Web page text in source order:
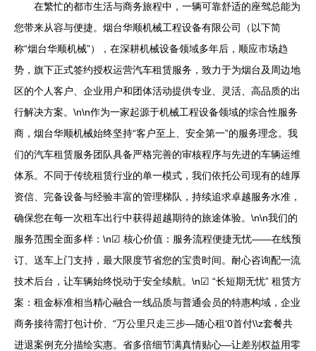
在繁忙的都市生活与商务旅程中，一辆可靠舒适的座驾总能为
您带来从容与便捷。烟台华顺机械工程设备有限公司（以下简
称“烟台华顺机械”），在深耕机械设备领域多年后，顺应市场趋
势，旗下正式签约授权运营汽车租赁服务，致力于为烟台及周边地
区的个人客户、企业用户和团体活动提供专业、灵活、高品质的出
行解决方案。\n\n作为一家起源于机械工程设备领域的综合性服务
商，烟台华顺机械始终坚持“客户至上、安全第一”的服务理念。我
们的汽车租赁服务团队具备严格完善的审核程序与先进的车辆运维
体系。不同于传统租赁行业的单一模式，我们依托公司现有的雄厚
资信、完备设备与经验丰富的管理梯队，持续追求卓越服务水准，
确保您在每一次租车出行中获得超越期待的旅途体验。\n\n我们的
服务范围全面多样：\n☑ 核心价值：服务流程便捷无忧——在线预
订、送车上门支持，最大限度节省您的宝贵时间。耐心咨询配一流
技术后台，让车辆始终悦动于安全续航。\n☑ “长短期无忧” 租赁方
案：租金标准相当精心融合一线品质与普通会员的特惠构域，企业
商务接待需打包计价、“万公里只走三步—随心租‘0首付\\z套餐共
进退案例充分描绘实惠。省多倍细节满真情贴心—让差别权益用零